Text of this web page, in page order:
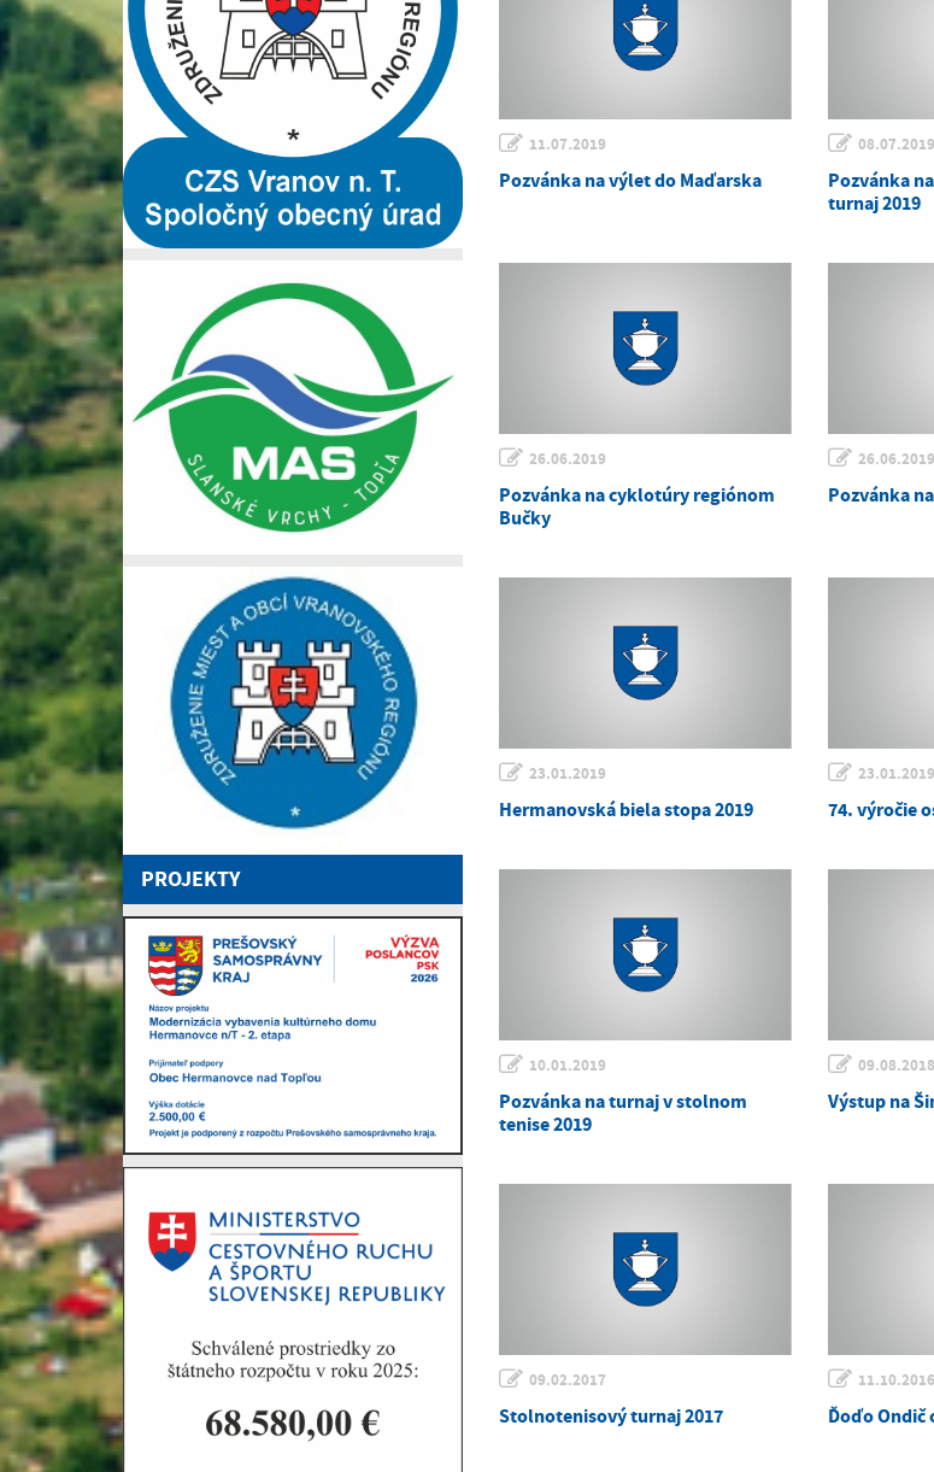
PROJEKTY
11.07.2019
Pozvánka na výlet do Maďarska
08.07.2019
Pozvánka
turnaj 2019
26.06.2019
Pozvánka na cyklotúry regiónom
Bučky
26.06.2019
Pozvánka
23.01.2019
Hermanovská biela stopa 2019
23.01.2019
74. výročie
10.01.2019
Pozvánka na turnaj v stolnom
tenise 2019
09.08.2018
Výstup na
09.02.2017
Stolnotenisový turnaj 2017
11.10.2016
Ďoďo Ondič